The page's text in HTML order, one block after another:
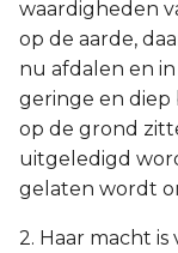
waardigheden
op de aarde,
nu afdalen en
geringe en diep
op de grond
uitgeledigd
gelaten wordt
2. Haar macht